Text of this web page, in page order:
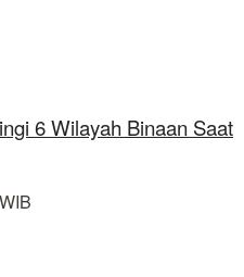
6 Wilayah Binaan Saat